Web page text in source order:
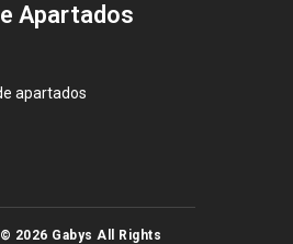
Apartados
apartados
2026 Gabys All Rights